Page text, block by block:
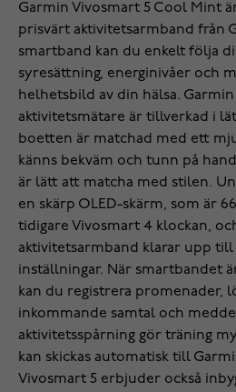
‌Garmin Vivosmart 5 Cool Mint
prisvärt aktivitetsarmband från
smartband kan du enkelt följa
syresättning, energinivåer och
helhetsbild av din hälsa.
aktivitetsmätare är tillverkad i
boetten är matchad med ett
känns bekväm och tunn på
är lätt att matcha med stilen.
en skärp OLED-skärm, som är
tidigare Vivosmart 4 klockan,
aktivitetsarmband klarar upp till
inställningar. När smartbandet
kan du registrera promenader,
inkommande samtal och
aktivitetsspårning gör träning
kan skickas automatisk till
Vivosmart 5 erbjuder också